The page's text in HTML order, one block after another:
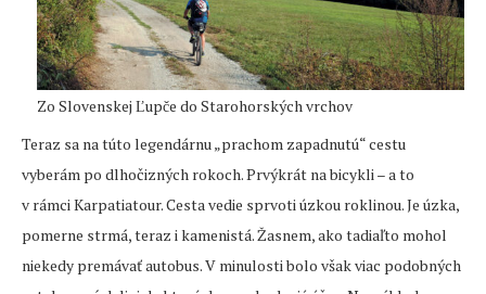
Zo Slovenskej Ľupče do Starohorských vrchov
Teraz sa na túto legendárnu „prachom zapadnutú“ cestu
vyberám po dlhočizných rokoch. Prvýkrát na bicykli – a to
v rámci Karpatiatour. Cesta vedie sprvoti úzkou roklinou. Je úzka,
pomerne strmá, teraz i kamenistá. Žasnem, ako tadiaľto mohol
niekedy premávať autobus. V minulosti bolo však viac podobných